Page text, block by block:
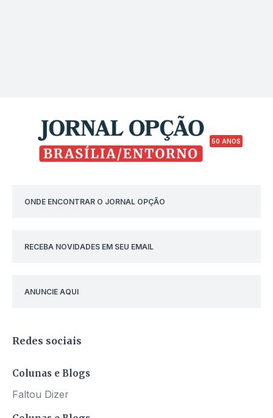
50 ANOS
ONDE ENCONTRAR O JORNAL OPÇÃO
RECEBA NOVIDADES EM SEU EMAIL
ANUNCIE AQUI
Redes sociais
Colunas e Blogs
Faltou Dizer